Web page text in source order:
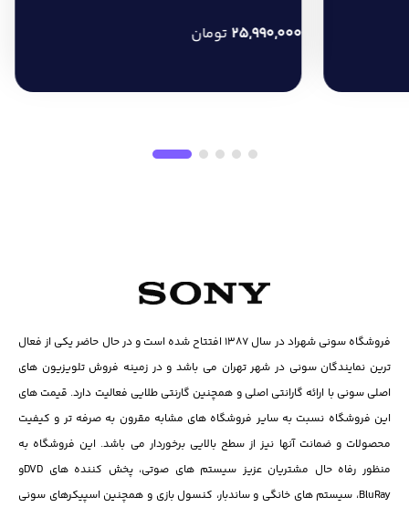
25,990,000 تومان
فروشگاه سونی شهراد در سال ۱۳۸۷ افتتاح شده است و در حال حاضر یکی از فعال
ترین نمایندگان سونی در شهر تهران می باشد و در زمینه فروش تلویزیون های
اصلی سونی با ارائه گارانتی اصلی و همچنین گارنتی طلایی فعالیت دارد. قیمت های
این فروشگاه نسبت به سایر فروشگاه های مشابه مقرون به صرفه تر و کیفیت
محصولات و ضمانت آنها نیز از سطح بالایی برخوردار می باشد. این فروشگاه به
منظور رفاه حال مشتریان عزیز سیستم های صوتی، پخش کننده های DVD‌و
BluRay، سیستم های خانگی و ساندبار، کنسول بازی و همچنین اسپیکرهای سونی